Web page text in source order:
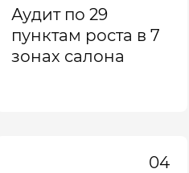
Аудит по 29
пунктам роста в 7
зонах салона
04